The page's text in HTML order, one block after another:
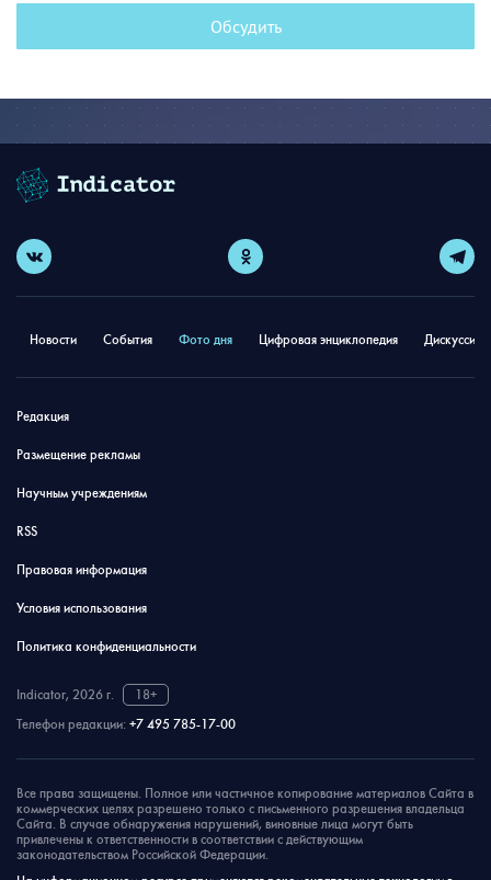
Обсудить
Новости События Фото дня Цифровая энциклопедия
Редакция
Размещение рекламы
Научным учреждениям
RSS
Правовая информация
Условия использования
Политика конфиденциальности
Indicator, 2026 г.
18+
Телефон редакции: +7 495 785-17-00
Все права защищены. Полное или частичное копирование материалов Сайта в
коммерческих целях разрешено только с письменного разрешения владельца
Сайта. В случае обнаружения нарушений, виновные лица могут быть
привлечены к ответственности в соответствии с действующим
законодательством Российской Федерации.